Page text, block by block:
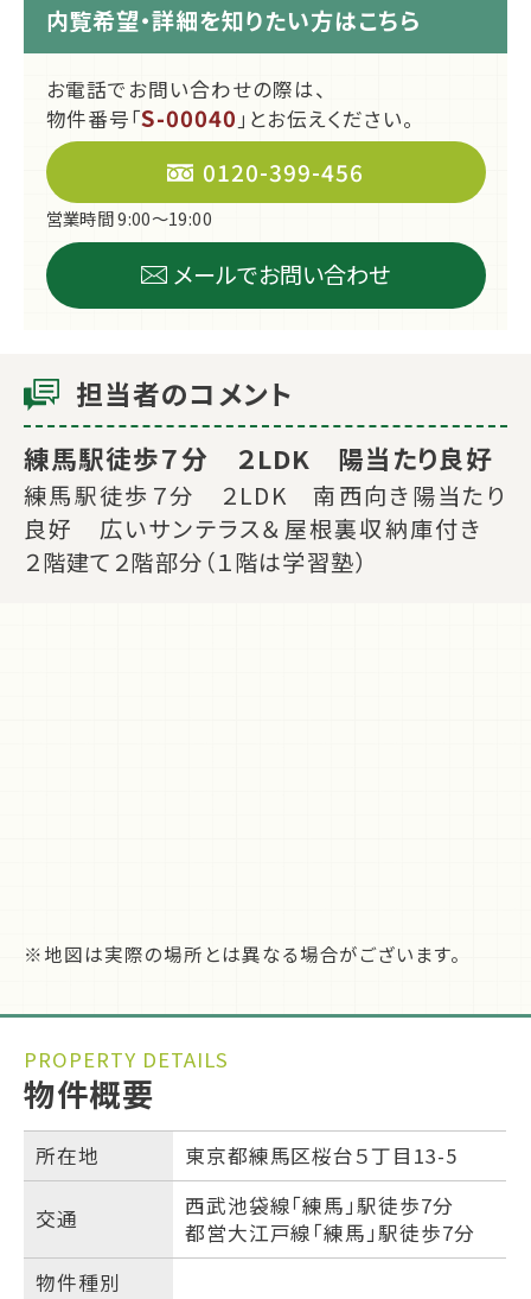
内覧希望・詳細を知りたい方はこちら
お電話でお問い合わせの際は、
物件番号｢S-00040 ｣とお伝えください。
0120-399-456
営業時間 9:00～19:00
メールでお問い合わせ
担当者のコメント
練馬駅徒歩７分 ２LDK 陽当たり良好
練馬駅徒歩７分 ２LDK 南西向き陽当たり
良好 広いサンテラス＆屋根裏収納庫付き
２階建て２階部分（１階は学習塾）
※地図は実際の場所とは異なる場合がございます。
PROPERTY DETAILS
物件概要
所在地 東京都練馬区桜台５丁目13-5
交通
西武池袋線「練馬」駅徒歩7分
都営大江戸線「練馬」駅徒歩7分
物件種別